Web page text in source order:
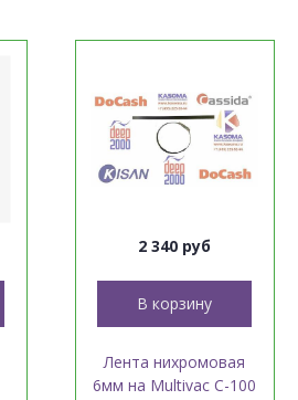
2 340 руб
В корзину
Лента нихромовая
6мм на Multivac C-100